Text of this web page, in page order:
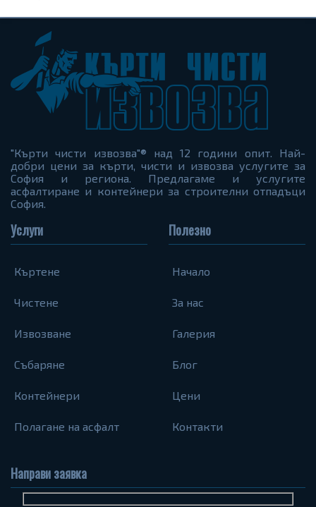
"Кърти чисти извозва"® над 12 години опит. Най-
добри цени за кърти, чисти и извозва услугите за
София и региона. Предлагаме и услугите
асфалтиране и контейнери за строителни отпадъци
София.
Услуги
Къртене
Чистене
Извозване
Събаряне
Контейнери
Полагане на асфалт
Полезно
Начало
За нас
Галерия
Блог
Цени
Контакти
Направи заявка
Име
Телефон
Запитване...